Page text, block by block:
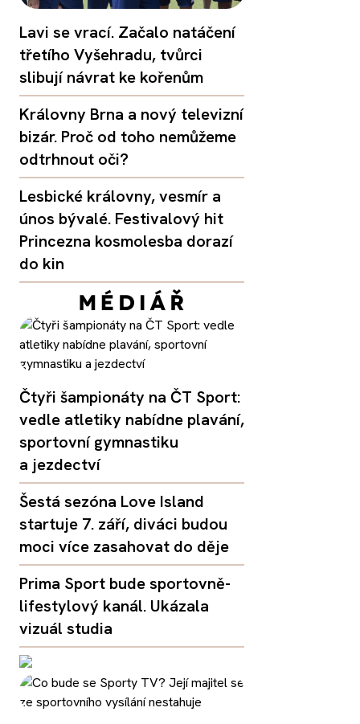
Lavi se vrací. Začalo natáčení
třetího Vyšehradu, tvůrci
slibují návrat ke kořenům
Královny Brna a nový televizní
bizár. Proč od toho nemůžeme
odtrhnout oči?
Lesbické královny, vesmír a
únos bývalé. Festivalový hit
Princezna kosmolesba dorazí
do kin
Čtyři šampionáty na ČT Sport:
vedle atletiky nabídne plavání,
sportovní gymnastiku
a jezdectví
Šestá sezóna Love Island
startuje 7. září, diváci budou
moci více zasahovat do děje
Prima Sport bude sportovně-
lifestylový kanál. Ukázala
vizuál studia